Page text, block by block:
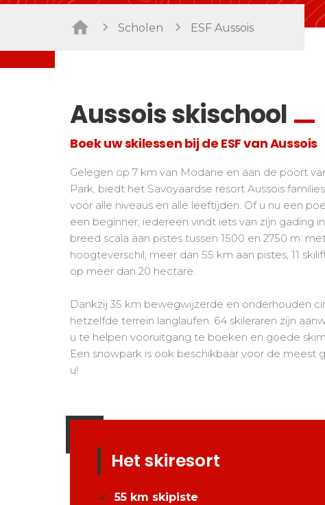
Freestyle/ Freeride
Buiten piste
Handiski
Nordisch
Tests snowboard
Tieners en volwassenen
Alle niveaus
Prestaties
Les directsScholen ESF Aussois
Aussois skischool
Boek uw skilessen bij de ESF van Aussois
Gelegen op 7 km van Modane en aan de poort
Park, biedt het Savoyaardse resort Aussois
voor alle niveaus en alle leeftijden. Of u nu een
een beginner, iedereen vindt iets van zijn gading
breed scala aan pistes tussen 1500 en 2750 m:
hoogteverschil, meer dan 55 km aan pistes, 11
op meer dan 20 hectare.
Dankzij 35 km bewegwijzerde en onderhouden
hetzelfde terrein langlaufen. 64 skileraren zijn
u te helpen vooruitgang te boeken en goede
Een snowpark is ook beschikbaar voor de meest
u!
Het skiresort
55 km skipiste